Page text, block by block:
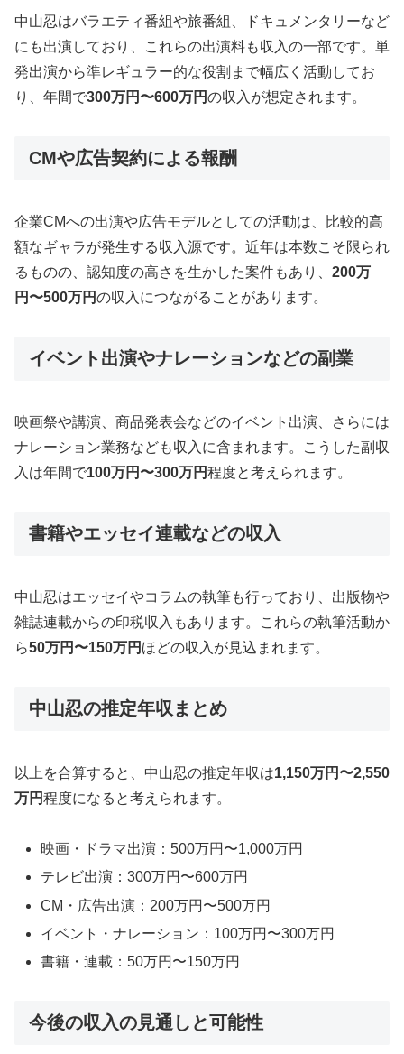
中山忍はバラエティ番組や旅番組、ドキュメンタリーなど
にも出演しており、これらの出演料も収入の一部です。単
発出演から準レギュラー的な役割まで幅広く活動してお
り、年間で300万円〜600万円の収入が想定されます。
CMや広告契約による報酬
企業CMへの出演や広告モデルとしての活動は、比較的高
額なギャラが発生する収入源です。近年は本数こそ限られ
るものの、認知度の高さを生かした案件もあり、 200万
円〜500万円の収入につながることがあります。
イベント出演やナレーションなどの副業
映画祭や講演、商品発表会などのイベント出演、さらには
ナレーション業務なども収入に含まれます。こうした副収
入は年間で100万円〜300万円程度と考えられます。
書籍やエッセイ連載などの収入
中山忍はエッセイやコラムの執筆も行っており、出版物や
雑誌連載からの印税収入もあります。これらの執筆活動か
ら50万円〜150万円 ほどの収入が見込まれます。
中山忍の推定年収まとめ
以上を合算すると、中山忍の推定年収は1,150万円〜2,550
万円程度になると考えられます。
映画・ドラマ出演：500万円〜1,000万円
テレビ出演：300万円〜600万円
CM・広告出演：200万円〜500万円
イベント・ナレーション：100万円〜300万円
書籍・連載：50万円〜150万円
今後の収入の見通しと可能性